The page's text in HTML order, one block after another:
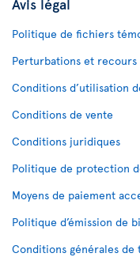
Politique de fichiers
Perturbations et recours
Conditions d’utilisation
Conditions de vente
Conditions juridiques
Politique de protection
Moyens de paiement
Politique d’émission de
Conditions générales de